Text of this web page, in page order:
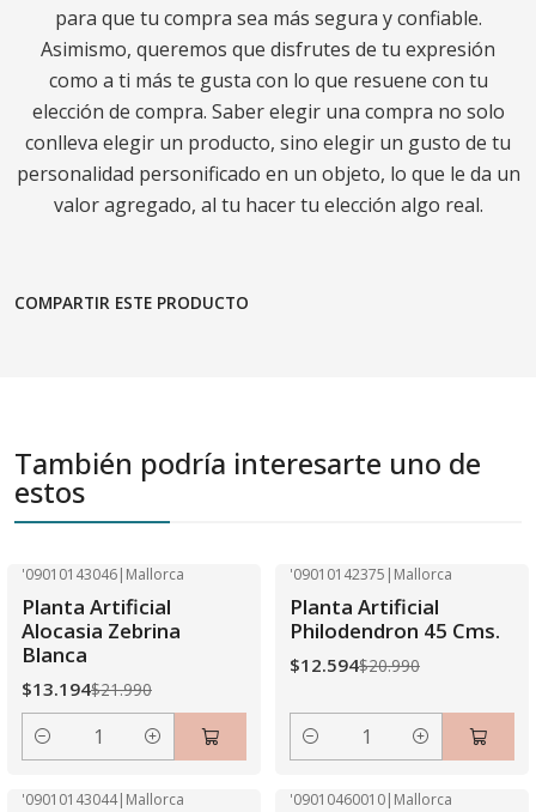
para que tu compra sea más segura y confiable.
Asimismo, queremos que disfrutes de tu expresión
como a ti más te gusta con lo que resuene con tu
elección de compra. Saber elegir una compra no solo
conlleva elegir un producto, sino elegir un gusto de tu
personalidad personificado en un objeto, lo que le da un
valor agregado, al tu hacer tu elección algo real.
COMPARTIR ESTE PRODUCTO
También podría interesarte uno de
estos
'09010143046| Mallorca
Planta Artificial
Alocasia Zebrina
Blanca
$13.194$21.990
Cantidad
'09010142375 | Mallorca
Planta Artificial
Philodendron 45 Cms.
$12.594$20.990
Cantidad
'09010143044| Mallorca '09010460010| Mallorca